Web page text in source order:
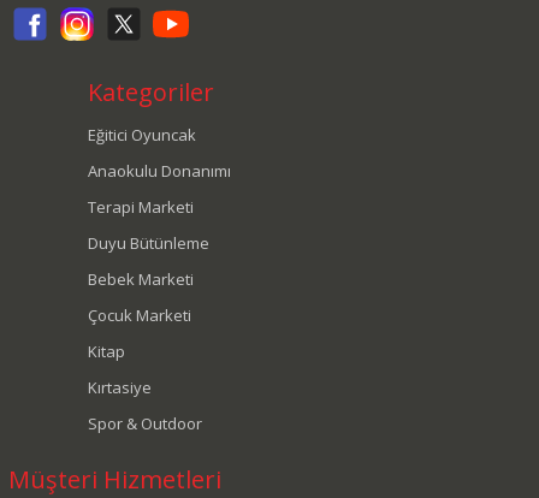
Kategoriler
Eğitici Oyuncak
Anaokulu Donanımı
Terapi Marketi
Duyu Bütünleme
Bebek Marketi
Çocuk Marketi
Kitap
Kırtasiye
Spor & Outdoor
Müşteri Hizmetleri